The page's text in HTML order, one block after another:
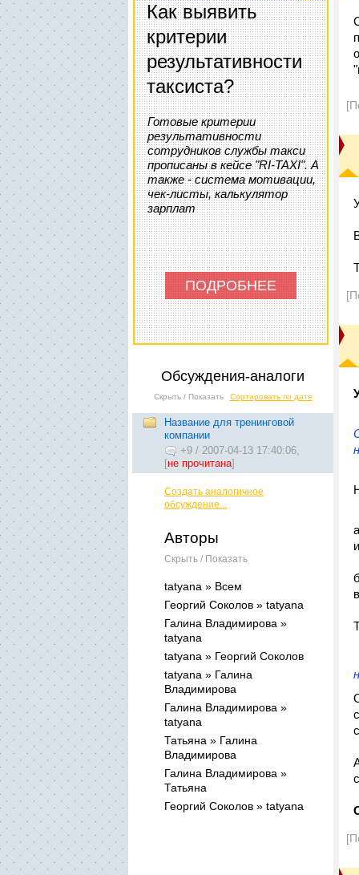
Как выявить
критерии
результативности
таксиста?
Готовые критерии
результативности
сотрудников службы такси
прописаны в кейсе "RI-TAXI". А
также - система мотивации,
чек-листы, калькулятор
зарплат
ПОДРОБНЕЕ
Обсуждения-аналоги
Скрыть / Показать Сортировать по дате
Название для тренинговой
компании
+9 / 2007-04-13 17:40:06,
[не прочитана]
Создать аналогичное
обсуждение...
Авторы
Скрыть / Показать
tatyana » Всем
Георгий Соколов » tatyana
Галина Владимирова »
tatyana
tatyana » Георгий Соколов
tatyana » Галина
Владимирова
Галина Владимирова »
tatyana
Татьяна » Галина
Владимирова
Галина Владимирова »
Татьяна
Георгий Соколов » tatyana